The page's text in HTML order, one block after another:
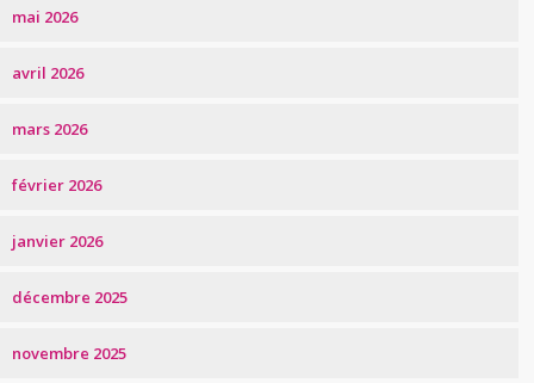
mai 2026
avril 2026
mars 2026
février 2026
janvier 2026
décembre 2025
novembre 2025